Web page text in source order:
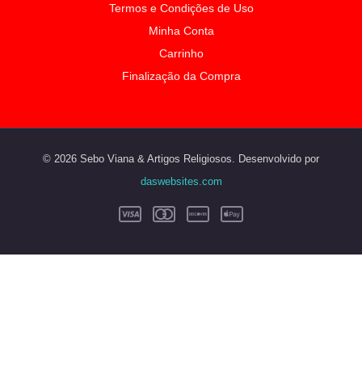
Termos e Condições de Uso
Minha Conta
Carrinho
Finalização da Compra
© 2026 Sebo Viana & Artigos Religiosos. Desenvolvido por
daswebsites.com